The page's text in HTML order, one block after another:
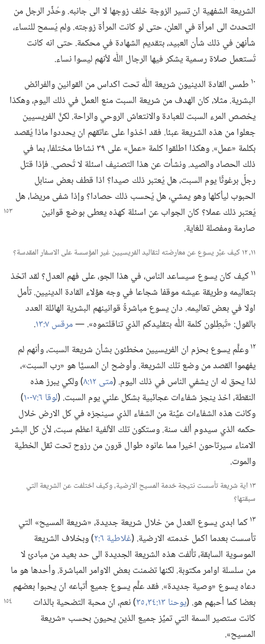
الشريعة الشفهية ان تسير الزوجة خلف زوجها لا الى جانبه.‏ وحُذِّر الرجل من
التحدث الى امرأة في العلن،‏ حتى لو كانت المرأة زوجته.‏ ولم يُسمح للنساء،‏
شأنهن في ذلك شأن العبيد،‏ بتقديم الشهادة في محكمة.‏ حتى انه كانت
تُستعمل صلاة رسمية يشكر فيها الرجال اللّٰه لأنهم ليسوا نساء.‏
١٠ طمس القادة الدينيون شريعة اللّٰه تحت اكداس من القوانين والفرائض
البشرية.‏ مثلا،‏ كان الهدف من شريعة السبت منع العمل في ذلك اليوم،‏ وهكذا
يخصص المرء السبت للعبادة والانتعاش الروحي والراحة.‏ لكنَّ الفريسيين
جعلوا من هذه الشريعة عبئا.‏ فقد اخذوا على عاتقهم ان يحددوا ماذا يُقصد
بكلمة «عمل».‏ وهكذا اطلقوا كلمة «عمل» على ٣٩ نشاطا مختلفا،‏ بما في
ذلك الحصاد والصيد.‏ ونشأت عن هذا التصنيف اسئلة لا تُحصى.‏ فإذا قتل
رجلٌ برغوثًا يوم السبت،‏ هل يُعتبر ذلك صيدا؟‏ اذا قطف بعض سنابل
الحبوب ليأكلها وهو يمشي،‏ هل يُحسب ذلك حصادا؟‏ وإذا شفى مريضا،‏ هل
يُعتبر ذلكعملا؟‏ كان الجواب عن اسئلة كهذه يعطى بوضع قوانين
صارمة ومفصلة للغاية.‏
١١،‏ ١٢ كيف عبَّر يسوع عن معارضته لتقاليد الفريسيين غير المؤسسة على الاسفار المقدسة؟‏
١١كيف كان يسوع سيساعد الناس،‏ في هذا الجو،‏ على فهم العدل؟‏ لقد اتخذ
بتعاليمه وطريقة عيشه موقفا شجاعا في وجه هؤلاء القادة الدينيين.‏ تأمل
اولا في بعض تعاليمه.‏ دان يسوع مباشرةً قوانينهم البشرية الهائلة العدد
بالقول:‏ «تُبطِلون كلمة اللّٰه بتقليدكم الذي تناقلتموه».‏ —‏مرقس ٧:‏١٣ ‏.‏
١٢وعلَّم يسوع بحزم ان الفريسيين مخطئون بشأن شريعة السبت،‏ وأنهم لم
يفهموا القصد من وضع تلك الشريعة.‏ وأوضح ان المسيَّا هو «رب السبت»،‏
لذا يحق له ان يشفي الناس في ذلك اليوم.‏ (‏متى ١٢:‏٨
‏)‏ ولكي يبرز هذه
النقطة،‏ اخذ ينجز شفاءات عجائبية بشكل علني يوم السبت.‏ (‏لوقا ٦:‏​٧-‏١٠
‏)‏
وكانت هذه الشفاءات عيِّنة من الشفاء الذي سينجزه في كل الارض خلال
حكمه الذي سيدوم ألف سنة.‏ وستكون تلك الألفية اعظم سبت،‏ لأن كل البشر
الامناء سيرتاحون اخيرا مما عانوه طوال قرون من رزوح تحت ثقل الخطية
والموت.‏
١٣ اية شريعة تأسست نتيجة خدمة المسيح الارضية،‏ وكيف اختلفت عن الشريعة التي
سبقتها؟‏
١٣كما ابدى يسوع العدل من خلال شريعة جديدة،‏ «شريعة المسيح» التي
تأسست بعدما اكمل خدمته الارضية.‏ (‏غلاطية ٦:‏٢
‏)‏ وبخلاف الشريعة
الموسوية السابقة،‏ تألفت هذه الشريعة الجديدة الى حد بعيد من مبادئ لا
من سلسلة اوامر مكتوبة.‏ لكنها تضمنت بعض الاوامر المباشرة.‏ وأحدها هو ما
دعاه يسوع «وصية جديدة».‏ فقد علَّم يسوع جميع أتباعه ان يحبوا بعضهم
بعضا كما أحبهم هو.‏‏(‏يوحنا ١٣:‏​٣٤،‏ ٣٥
‏)‏ نعم،‏ ان محبة التضحية بالذات
كانت ستصير السمة التي تميِّز جميع الذين يحيون بحسب «شريعة
المسيح».‏